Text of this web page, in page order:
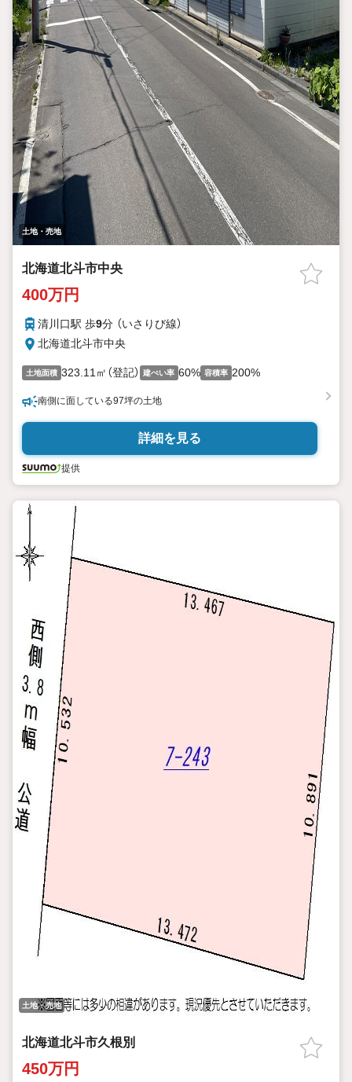
土地・売地
北海道北斗市中央
400万円
清川口駅 歩9分 （いさりび線）
北海道北斗市中央
土地面積 323.11㎡（登記） 建ぺい率 60% 容積率 200%
南側に面している97坪の土地
詳細を見る
提供
土地・売地
北海道北斗市久根別
450万円